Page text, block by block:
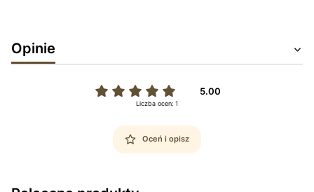
Opinie
5.00
Liczba ocen: 1
Oceń i opisz